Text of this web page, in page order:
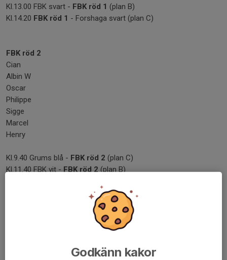
Kl.13.00 FBK svart - FBK röd 1 (plan B)
Kl.14.20 FBK röd 1 - Forshaga svart (plan C)
FBK röd 2
Cian
Albin W
Oscar
Philippe
Sigge
Marcel
Henry
Kl.9.40 Grums blå - FBK röd 2 (plan C)
Kl.11.40 FBK vit -FBK röd 2(plan B)
- Grums vit (plan B
Godkänn kakor